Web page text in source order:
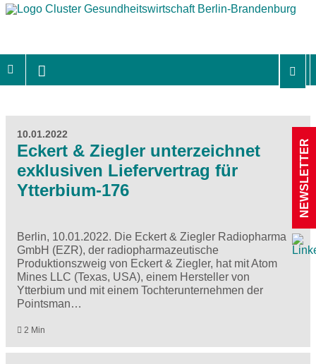
10.01.2022
​​​​​​​Eckert & Ziegler unterzeichnet
exklusiven Liefervertrag für
Ytterbium-176
Berlin, 10.01.2022. Die Eckert & Ziegler Radiopharma
GmbH (EZR), der radiopharmazeutische
Produktionszweig von Eckert & Ziegler, hat mit Atom
Mines LLC (Texas, USA), einem Hersteller von
Ytterbium und mit einem Tochterunternehmen der
Pointsman…
2 Min
NEWSLETTER